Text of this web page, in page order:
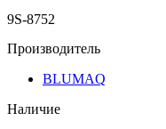
9S-8752
Производитель
BLUMAQ
Наличие